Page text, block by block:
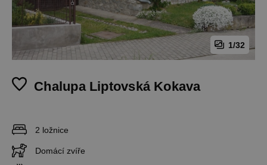
1/32
Chalupa Liptovská Kokava
2 ložnice
Domácí zvíře